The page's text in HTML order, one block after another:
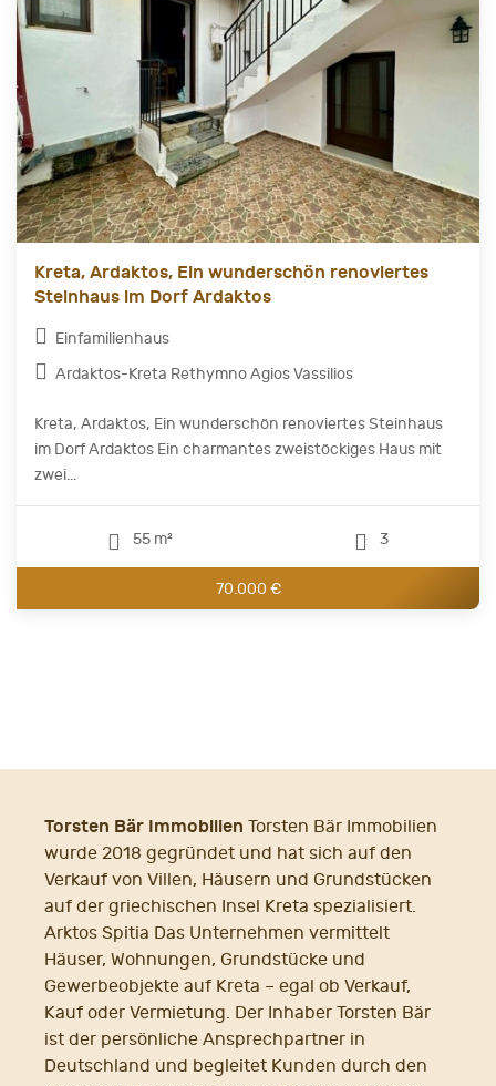
Kreta, Ardaktos, Ein wunderschön renoviertes
Steinhaus im Dorf Ardaktos
Einfamilienhaus
Ardaktos-Kreta Rethymno Agios Vassilios
Kreta, Ardaktos, Ein wunderschön renoviertes Steinhaus
im Dorf Ardaktos Ein charmantes zweistöckiges Haus mit
zwei...
55 m² 3
70.000 €
Torsten Bär Immobilien Torsten Bär Immobilien
wurde 2018 gegründet und hat sich auf den
Verkauf von Villen, Häusern und Grundstücken
auf der griechischen Insel Kreta spezialisiert.
Arktos Spitia Das Unternehmen vermittelt
Häuser, Wohnungen, Grundstücke und
Gewerbeobjekte auf Kreta – egal ob Verkauf,
Kauf oder Vermietung. Der Inhaber Torsten Bär
ist der persönliche Ansprechpartner in
Deutschland und begleitet Kunden durch den